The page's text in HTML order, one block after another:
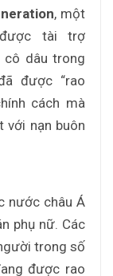
, một
tài trợ
cô dâu trong
được “rao
cách mà
với nạn buôn
nước châu Á
phụ nữ. Các
trong số
được rao